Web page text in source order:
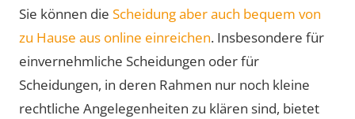
Sie können die Scheidung aber auch bequem von
zu Hause aus online einreichen. Insbesondere für
einvernehmliche Scheidungen oder für
Scheidungen, in deren Rahmen nur noch kleine
rechtliche Angelegenheiten zu klären sind, bietet